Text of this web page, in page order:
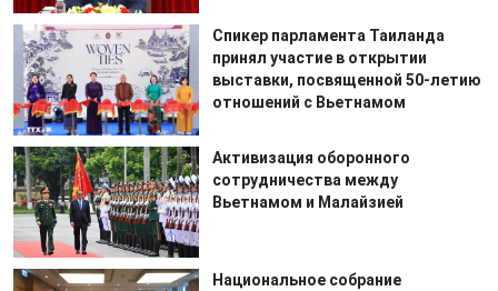
Спикер парламента Таиланда
принял участие в открытии
выставки, посвященной 50-летию
отношений с Вьетнамом
Активизация оборонного
сотрудничества между
Вьетнамом и Малайзией
Национальное собрание